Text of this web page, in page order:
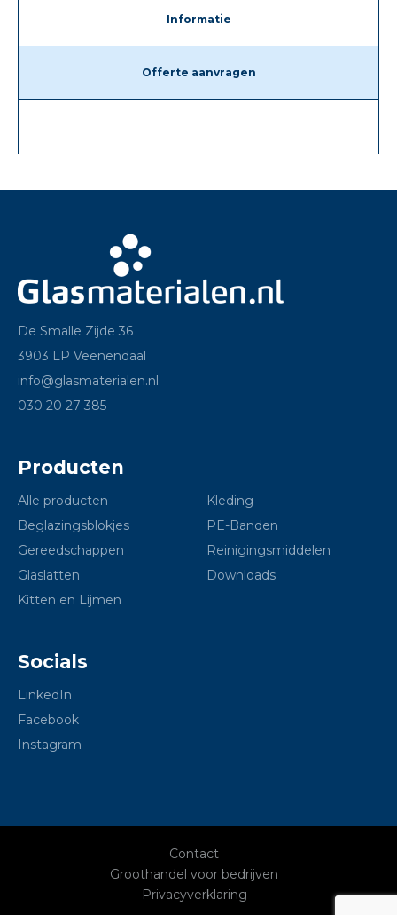
Informatie
Offerte aanvragen
De Smalle Zijde 36
3903 LP Veenendaal
info@glasmaterialen.nl
030 20 27 385
Producten
Alle producten
Beglazingsblokjes
Gereedschappen
Glaslatten
Kitten en Lijmen
Kleding
PE-Banden
Reinigingsmiddelen
Downloads
Socials
LinkedIn
Facebook
Instagram
Contact
Groothandel voor bedrijven
Privacyverklaring